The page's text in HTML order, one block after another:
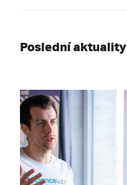
Poslední aktuality